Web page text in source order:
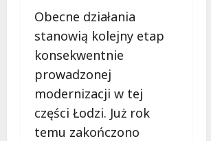
Obecne działania
stanowią kolejny etap
konsekwentnie
prowadzonej
modernizacji w tej
części Łodzi. Już rok
temu zakończono